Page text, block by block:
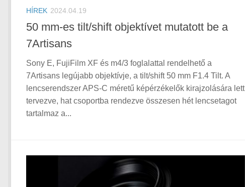
HÍREK 2024.04.19
50 mm-es tilt/shift objektívet mutatott be a
7Artisans
Sony E, FujiFilm XF és m4/3 foglalattal rendelhető a
7Artisans legújabb objektívje, a tilt/shift 50 mm F1.4 Tilt. A
lencserendszer APS-C méretű képérzékelők kirajzolására lett
tervezve, hat csoportba rendezve összesen hét lencsetagot
tartalmaz a...